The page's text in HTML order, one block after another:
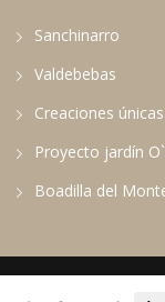
Sanchinarro
Valdebebas
Creaciones únicas
Proyecto jardín
Boadilla del
Política de privacidad